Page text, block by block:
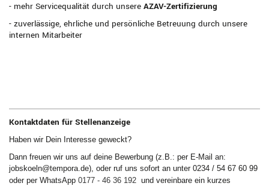
- mehr Servicequalität durch unsere AZAV-Zertifizierung
- zuverlässige, ehrliche und persönliche Betreuung durch unsere
internen Mitarbeiter
Kontaktdaten für Stellenanzeige
Haben wir Dein Interesse geweckt?
Dann freuen wir uns auf deine Bewerbung (z.B.: per E-Mail an:
jobskoeln@tempora.de), oder ruf uns sofort an unter 0234 / 54 67 60 99
oder per WhatsApp 0177 - 46 36 192 und vereinbare ein kurzes